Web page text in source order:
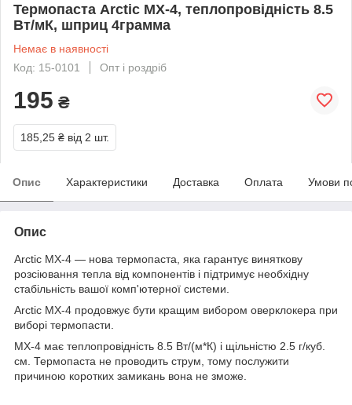
Термопаста Arctic MX-4, теплопровідність 8.5
Вт/мК, шприц 4грамма
Немає в наявності
Код: 15-0101
Опт і роздріб
195 ₴
185,25 ₴ від 2 шт.
Опис Характеристики Доставка Оплата Умови
Опис
Arctic MX-4 — нова термопаста, яка гарантує виняткову
розсіювання тепла від компонентів і підтримує необхідну
стабільність вашої комп'ютерної системи.
Arctic MX-4 продовжує бути кращим вибором оверклокера при
виборі термопасти.
MX-4 має теплопровідність 8.5 Вт/(м*К) і щільністю 2.5 г/куб.
см. Термопаста не проводить струм, тому послужити
причиною коротких замикань вона не зможе.